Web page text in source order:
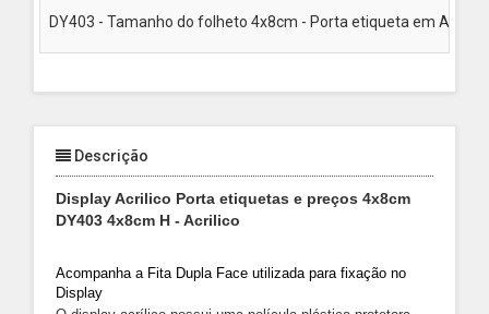
DY403 - Tamanho do folheto 4x8cm - Porta etiqueta em
Descrição
Display Acrilico Porta etiquetas e preços 4x8cm
DY403 4x8cm H - Acrilico
Acompanha a Fita Dupla Face utilizada para fixação no
Display